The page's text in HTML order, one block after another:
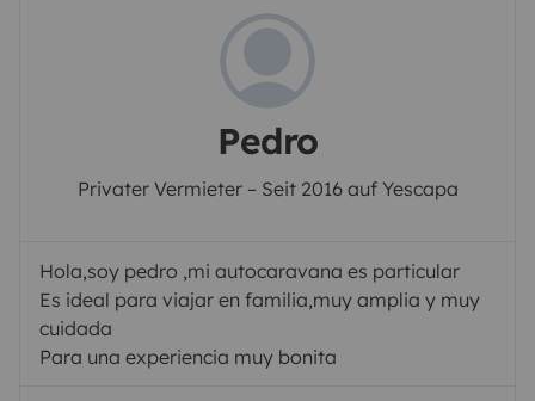
Pedro
Privater Vermieter – Seit 2016 auf Yescapa
Hola,soy pedro ,mi autocaravana es particular
Es ideal para viajar en familia,muy amplia y muy
cuidada
Para una experiencia muy bonita